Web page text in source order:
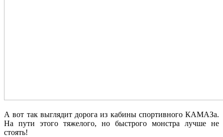
А вот так выглядит дорога из кабины спортивного КАМАЗа.
На пути этого тяжелого, но быстрого монстра лучше не
стоять!